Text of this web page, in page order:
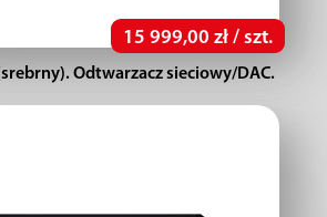
15 999,00 zł / szt.
Odtwarzacz sieciowy/DAC.